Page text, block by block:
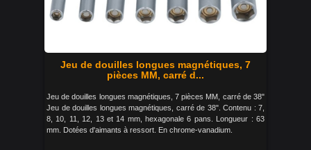
Jeu de douilles longues magnétiques, 7
pièces MM, carré d...
Jeu de douilles longues magnétiques, 7 pièces MM, carré de 38"
Jeu de douilles longues magnétiques, carré de 38". Contenu : 7,
8, 10, 11, 12, 13 et 14 mm, hexagonale 6 pans. Longueur : 63
mm. Dotées d'aimants à ressort. En chrome-vanadium.